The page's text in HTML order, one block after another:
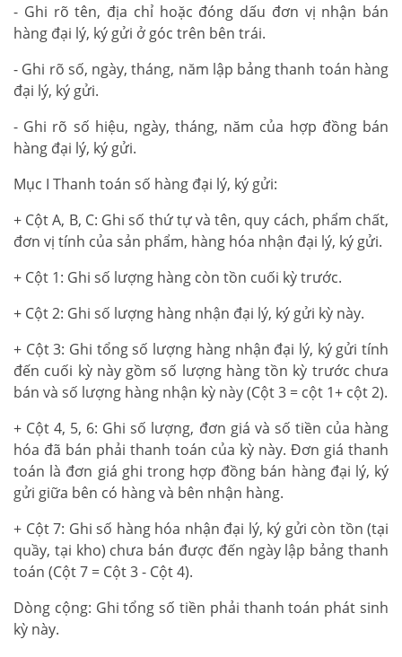
- Ghi rõ tên, địa chỉ hoặc đóng dấu đơn vị nhận bán
hàng đại lý, ký gửi ở góc trên bên trái.
- Ghi rõ số, ngày, tháng, năm lập bảng thanh toán hàng
đại lý, ký gửi.
- Ghi rõ số hiệu, ngày, tháng, năm của hợp đồng bán
hàng đại lý, ký gửi.
Mục I Thanh toán số hàng đại lý, ký gửi:
+ Cột A, B, C: Ghi số thứ tự và tên, quy cách, phẩm chất,
đơn vị tính của sản phẩm, hàng hóa nhận đại lý, ký gửi.
+ Cột 1: Ghi số lượng hàng còn tồn cuối kỳ trước.
+ Cột 2: Ghi số lượng hàng nhận đại lý, ký gửi kỳ này.
+ Cột 3: Ghi tổng số lượng hàng nhận đại lý, ký gửi tính
đến cuối kỳ này gồm số lượng hàng tồn kỳ trước chưa
bán và số lượng hàng nhận kỳ này (Cột 3 = cột 1+ cột 2).
+ Cột 4, 5, 6: Ghi số lượng, đơn giá và số tiền của hàng
hóa đã bán phải thanh toán của kỳ này. Đơn giá thanh
toán là đơn giá ghi trong hợp đồng bán hàng đại lý, ký
gửi giữa bên có hàng và bên nhận hàng.
+ Cột 7: Ghi số hàng hóa nhận đại lý, ký gửi còn tồn (tại
quầy, tại kho) chưa bán được đến ngày lập bảng thanh
toán (Cột 7 = Cột 3 - Cột 4).
Dòng cộng: Ghi tổng số tiền phải thanh toán phát sinh
kỳ này.